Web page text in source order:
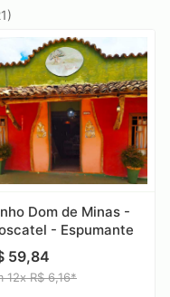
Dom de Minas -
- Espumante
59,84
12x R$ 6,16*